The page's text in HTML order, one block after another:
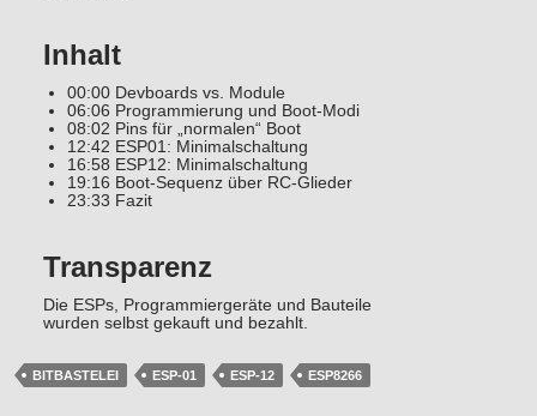
Inhalt
00:00 Devboards vs. Module
06:06 Programmierung und Boot-Modi
08:02 Pins für „normalen“ Boot
12:42 ESP01: Minimalschaltung
16:58 ESP12: Minimalschaltung
19:16 Boot-Sequenz über RC-Glieder
23:33 Fazit
Transparenz
Die ESPs, Programmiergeräte und Bauteile
wurden selbst gekauft und bezahlt.
BITBASTELEI ESP-01 ESP-12 ESP8266